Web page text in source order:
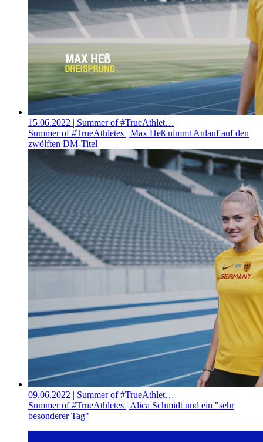
15.06.2022 | Summer of #TrueAthlet…
Summer of #TrueAthletes | Max Heß nimmt Anlauf auf den
zwölften DM-Titel
09.06.2022 | Summer of #TrueAthlet…
Summer of #TrueAthletes | Alica Schmidt und ein "sehr
besonderer Tag"